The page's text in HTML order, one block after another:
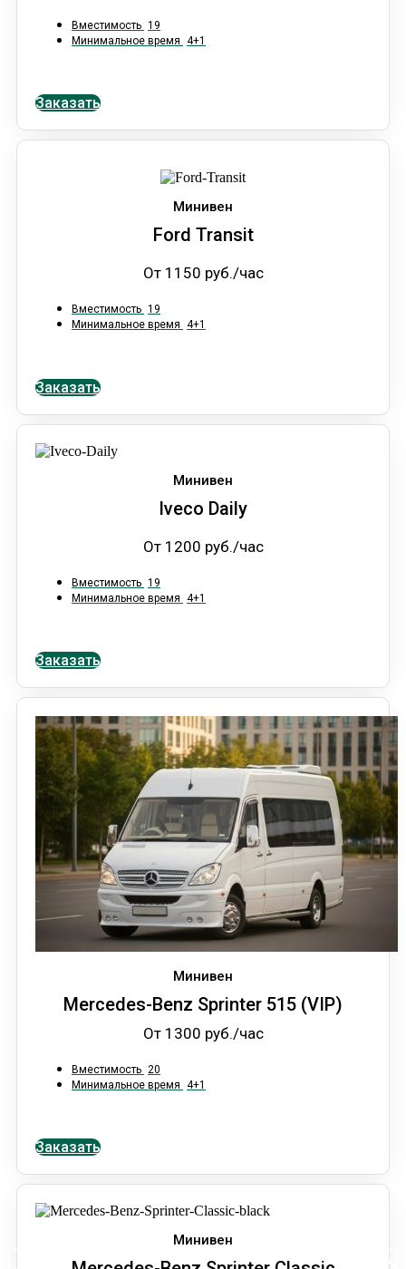
Вместимость 19
Минимальное время 4+1
Заказать
Минивен
Ford Transit
От 1150 руб./час
Вместимость 19
Минимальное время 4+1
Заказать
Минивен
Iveco Daily
От 1200 руб./час
Вместимость 19
Минимальное время 4+1
Заказать
Минивен
Mercedes-Benz Sprinter 515 (VIP)
От 1300 руб./час
Вместимость 20
Минимальное время 4+1
Заказать
Минивен